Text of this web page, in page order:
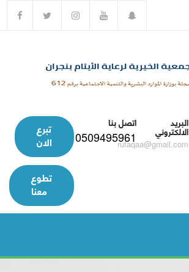
البريد
الالكتروني
rufaqaa@gmail.com
اتصل بنا
0509495961 تبرع
الان
تطوع
معنا